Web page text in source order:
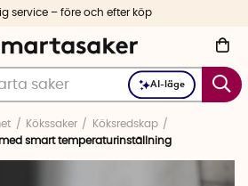
AI-läge
service – före och efter köp
Kökssaker
Köksredskap
smart temperaturinställning